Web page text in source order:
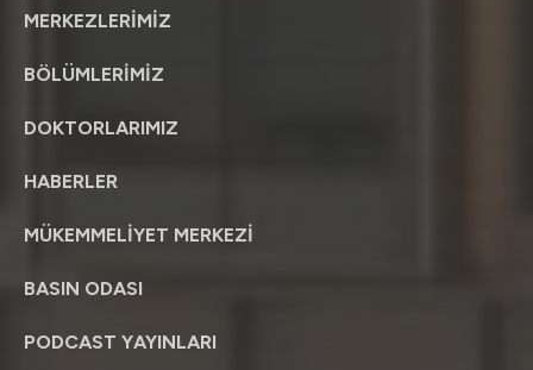
MERKEZLERİMİZ
BÖLÜMLERİMİZ
DOKTORLARIMIZ
HABERLER
MÜKEMMELİYET MERKEZİ
BASIN ODASI
PODCAST YAYINLARI